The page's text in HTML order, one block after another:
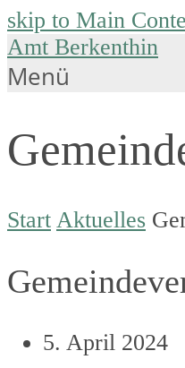
skip to Main
Amt Berkenthin
Menü
Start Aktuelles
5. April 2024